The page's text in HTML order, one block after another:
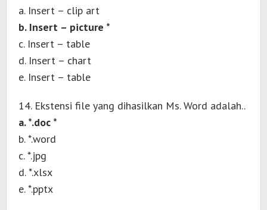
a. Insert – clip art
b. Insert – picture *
c. Insert – table
d. Insert – chart
e. Insert – table
14. Ekstensi file yang dihasilkan Ms. Word adalah..
a. *.doc *
b. *.word
c. *.jpg
d. *.xlsx
e. *.pptx